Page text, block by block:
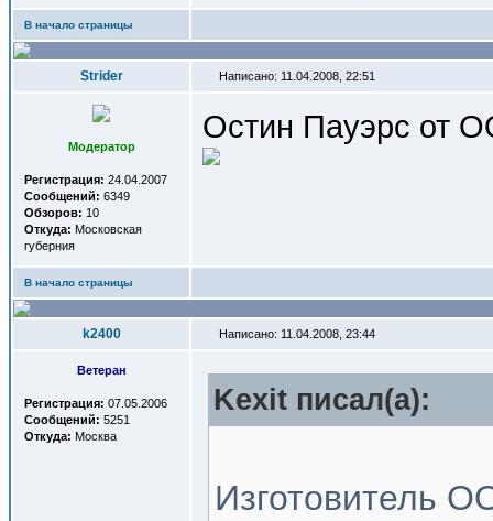
В начало страницы
Strider Написано: 11.04.2008, 22:51
Модератор
Регистрация: 24.04.2007
Сообщений: 6349
Обзоров: 10
Откуда: Московская
губерния
Остин Пауэрс от
В начало страницы
k2400 Написано: 11.04.2008, 23:44
Ветеран
Регистрация: 07.05.2006
Сообщений: 5251
Откуда: Москва
Kexit писал(a):
Изготовитель